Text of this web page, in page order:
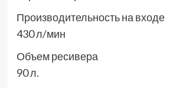
Производительность на входе
430 л/мин
Объем ресивера
90 л.